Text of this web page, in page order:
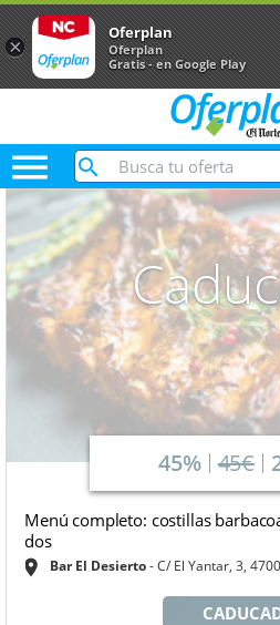

45% 45€
Menú completo: costillas
dos
Bar El Desierto C/ El Yantar, 3,
×
Oferplan
Oferplan
Gratis - en Google Play